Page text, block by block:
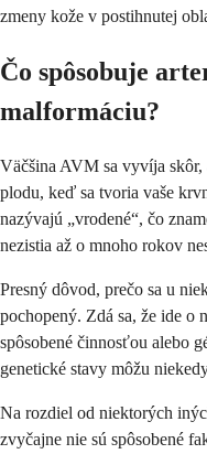
zmeny kože v postihnutej
Čo spôsobuje
malformáciu?
Väčšina AVM sa vyvíja skôr,
plodu, keď sa tvoria vaše
nazývajú „vrodené“, čo
nezistia až o mnoho rokov
Presný dôvod, prečo sa u
pochopený. Zdá sa, že ide o
spôsobené činnosťou alebo
genetické stavy môžu
Na rozdiel od niektorých
zvyčajne nie sú spôsobené